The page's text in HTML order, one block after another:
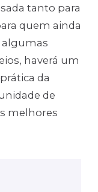
tanto para
quem ainda
algumas
haverá um
da
de
melhores